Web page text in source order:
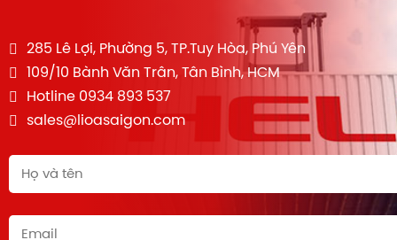
285 Lê Lợi, Phường 5, TP.Tuy Hòa, Phú Yên
109/10 Bành Văn Trân, Tân Bình, HCM
Hotline 0934 893 537
sales@lioasaigon.com